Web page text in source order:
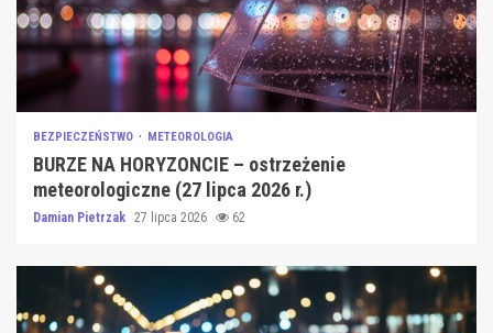
BEZPIECZEŃSTWO METEOROLOGIA
BURZE NA HORYZONCIE – ostrzeżenie
meteorologiczne (27 lipca 2026 r.)
Damian Pietrzak 27 lipca 2026 62